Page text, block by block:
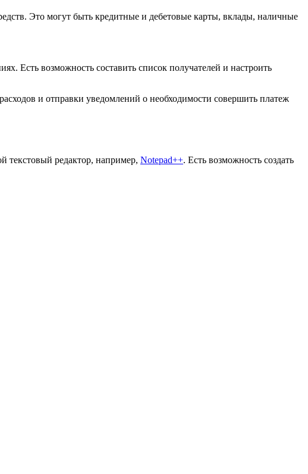
Это могут быть кредитные и дебетовые карты, вклады, наличные
Есть возможность составить список получателей и настроить
и отправки уведомлений о необходимости совершить платеж
редактор, например, Notepad++. Есть возможность создать